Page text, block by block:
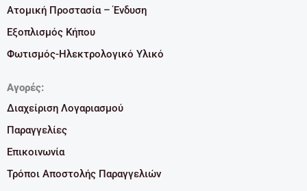
Ατομική Προστασία – Ένδυση
Εξοπλισμός Κήπου
Φωτισμός-Ηλεκτρολογικό Υλικό
Αγορές:
Διαχείριση Λογαριασμού
Παραγγελίες
Επικοινωνία
Τρόποι Αποστολής Παραγγελιών